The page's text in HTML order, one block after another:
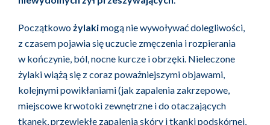
Początkowożylakimogą nie wywoływać dolegliwości,
z czasem pojawia się uczucie zmęczenia i rozpierania
w kończynie, ból, nocne kurcze i obrzęki. Nieleczone
żylaki wiążą się z coraz poważniejszymi objawami,
kolejnymi powikłaniami (jak zapalenia zakrzepowe,
miejscowe krwotoki zewnętrzne i do otaczających
tkanek, przewlekłe zapalenia skóry i tkanki podskórnej,